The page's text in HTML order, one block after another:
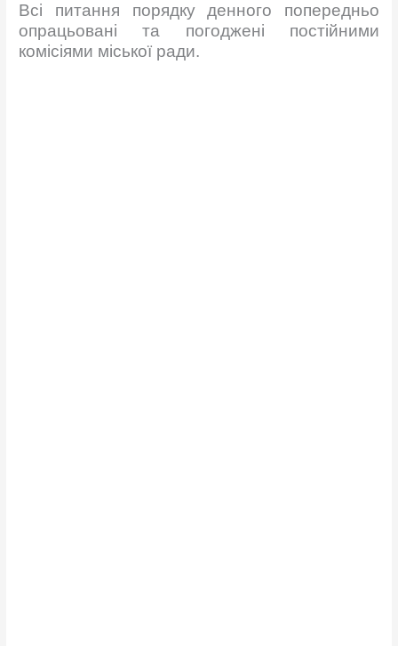
Всі питання порядку денного попередньо
опрацьовані та погоджені постійними
комісіями міської ради.